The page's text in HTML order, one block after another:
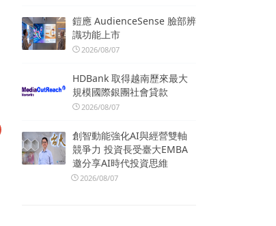
鎧應 AudienceSense 臉部辨
識功能上市
2026/08/07
HDBank 取得越南歷來最大
規模國際銀團社會貸款
2026/08/07
創智動能強化AI與經營雙軸
競爭力 投資長受臺大EMBA
邀分享AI時代投資思維
2026/08/07